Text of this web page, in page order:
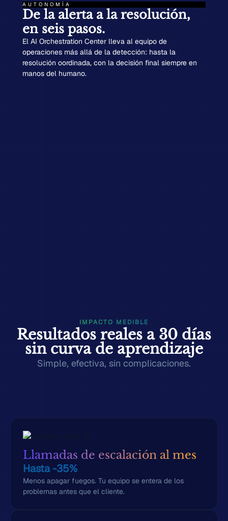
AUTONOMÍA
De la alerta a la resolución,
en seis pasos.
El AI Orchestration Center lleva al equipo de
operaciones más allá de la detección: hasta la
resolución oordinada, con la decisión final siempre en
manos del humano.
IMPACTO MEDIBLE
Resultados reales a 30 días
sin curva de aprendizaje
Simple, efectiva, sin complicaciones.
Llamadas de escalación al mes
Hasta -35%
Menos apagar fuegos. Tu equipo se entera de los
problemas antes que el cliente.